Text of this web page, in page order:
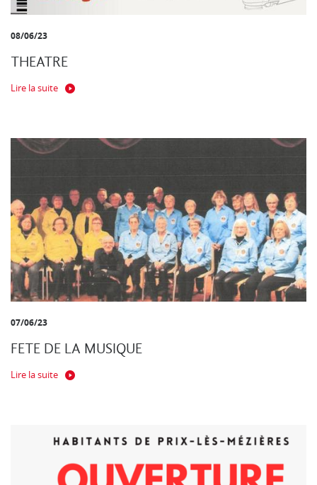
08/06/23
THEATRE
Lire la suite
07/06/23
FETE DE LA MUSIQUE
Lire la suite